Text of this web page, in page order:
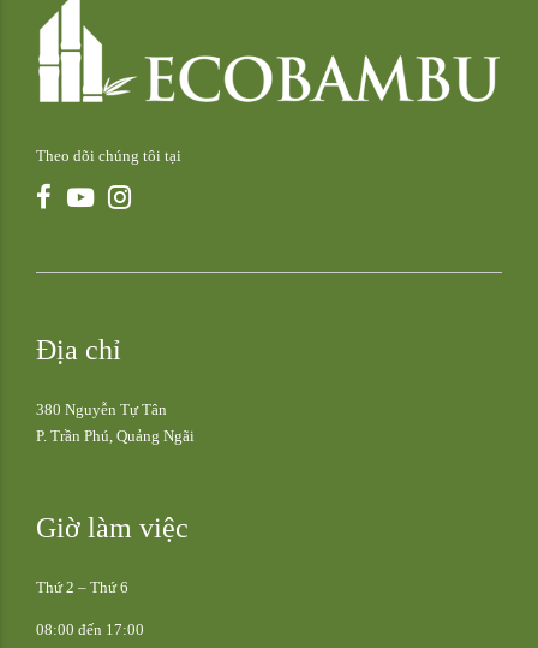
Theo dõi chúng tôi tại
Địa chỉ
380 Nguyễn Tự Tân
P. Trần Phú, Quảng Ngãi
Giờ làm việc
Thứ 2 – Thứ 6
08:00 đến 17:00